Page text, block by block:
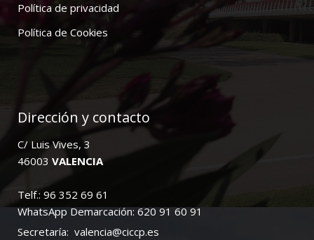
Política de privacidad
Política de Cookies
Dirección y contacto
C/ Luis Vives, 3
46003 VALENCIA
Telf.: 96 352 69 61
WhatsApp Demarcación: 620 91 60 91
Secretaría: valencia@ciccp.es